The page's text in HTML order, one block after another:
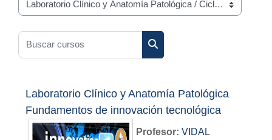
Categorías
Buscar cursos
Buscar cursos
Laboratorio Clínico y Anatomía Patológica
Fundamentos de innovación tecnológica
Profesor: VIDAL